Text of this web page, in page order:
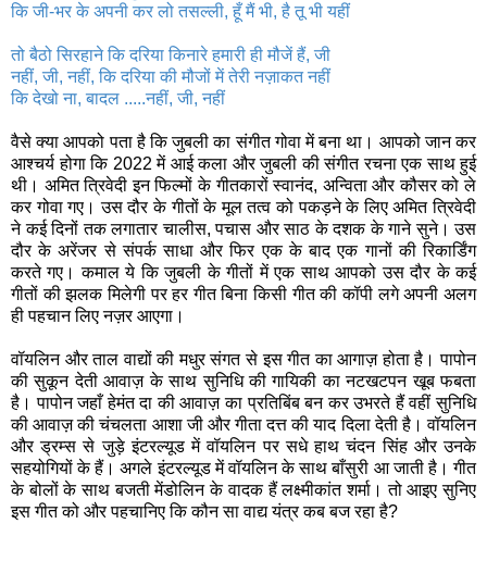
कि जी-भर के अपनी कर लो तसल्ली, हूँ मैं भी, है तू भी यहीं
तो बैठो सिरहाने कि दरिया किनारे हमारी ही मौजें हैं, जी
नहीं, जी, नहीं, कि दरिया की मौजों में तेरी नज़ाकत नहीं
कि देखो ना, बादल .....नहीं, जी, नहीं
वैसे क्या आपको पता है कि जुबली का संगीत गोवा में बना था। आपको जान कर
आश्चर्य होगा कि 2022 में आई कला और जुबली की संगीत रचना एक साथ हुई
थी। अमित त्रिवेदी इन फिल्मों के गीतकारों स्वानंद, अन्विता और कौसर को ले
कर गोवा गए। उस दौर के गीतों के मूल तत्व को पकड़ने के लिए अमित त्रिवेदी
ने कई दिनों तक लगातार चालीस, पचास और साठ के दशक के गाने सुने। उस
दौर के अरेंजर से संपर्क साधा और फिर एक के बाद एक गानों की रिकार्डिंग
करते गए। कमाल ये कि जुबली के गीतों में एक साथ आपको उस दौर के कई
गीतों की झलक मिलेगी पर हर गीत बिना किसी गीत की कॉपी लगे अपनी अलग
ही पहचान लिए नज़र आएगा।
वॉयलिन और ताल वाद्यों की मधुर संगत से इस गीत का आगाज़ होता है। पापोन
की सुकून देती आवाज़ के साथ सुनिधि की गायिकी का नटखटपन खूब फबता
है। पापोन जहाँ हेमंत दा की आवाज़ का प्रतिबिंब बन कर उभरते हैं वहीं सुनिधि
की आवाज़ की चंचलता आशा जी और गीता दत्त की याद दिला देती है। वॉयलिन
और ड्रम्स से जुड़े इंटरल्यूड में वॉयलिन पर सधे हाथ चंदन सिंह और उनके
सहयोगियों के हैं। अगले इंटरल्यूड में वॉयलिन के साथ बाँसुरी आ जाती है। गीत
के बोलों के साथ बजती मेंडोलिन के वादक हैं लक्ष्मीकांत शर्मा। तो आइए सुनिए
इस गीत को और पहचानिए कि कौन सा वाद्य यंत्र कब बज रहा है?